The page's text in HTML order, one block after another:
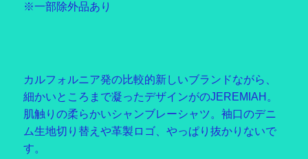
※一部除外品あり
カルフォルニア発の比較的新しいブランドながら、
細かいところまで凝ったデザインがのJEREMIAH。
肌触りの柔らかいシャンブレーシャツ。袖口のデニ
ム生地切り替えや革製ロゴ、やっぱり抜かりないで
す。